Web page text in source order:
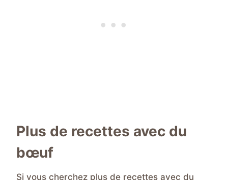
Plus de recettes avec du
bœuf
Si vous cherchez plus de recettes avec du